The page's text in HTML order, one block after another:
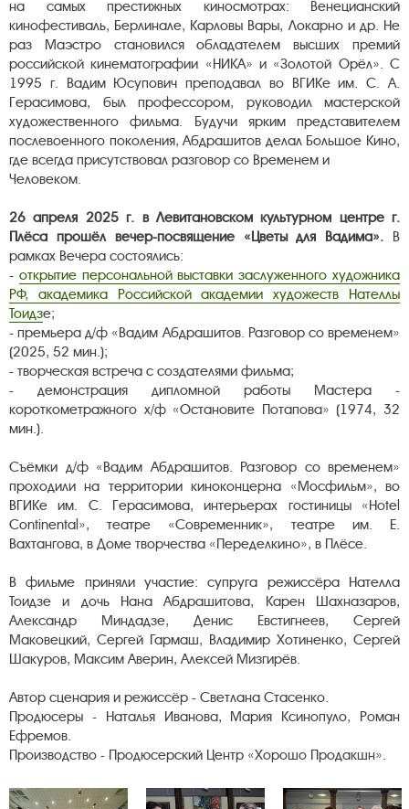
на самых престижных киносмотрах: Венецианский
кинофестиваль, Берлинале, Карловы Вары, Локарно и др. Не
раз Маэстро становился обладателем высших премий
российской кинематографии «НИКА» и «Золотой Орёл». С
1995 г. Вадим Юсупович преподавал во ВГИКе им. С. А.
Герасимова, был профессором, руководил мастерской
художественного фильма. Будучи ярким представителем
послевоенного поколения, Абдрашитов делал Большое Кино,
где всегда присутствовал разговор со Временем и
Человеком.
26 апреля 2025 г. в Левитановском культурном центре г.
Плёса прошёл вечер-посвящение «Цветы для Вадима». В
рамках Вечера состоялись:
- открытие персональной выставки заслуженного художника
РФ, академика Российской академии художеств Нателлы
Тоидзе;
- премьера д/ф «Вадим Абдрашитов. Разговор со временем»
(2025, 52 мин.);
- творческая встреча с создателями фильма;
- демонстрация дипломной работы Мастера -
короткометражного х/ф «Остановите Потапова» (1974, 32
мин.).
Съёмки д/ф «Вадим Абдрашитов. Разговор со временем»
проходили на территории киноконцерна «Мосфильм», во
ВГИКе им. С. Герасимова, интерьерах гостиницы «Hotel
Continental», театре «Современник», театре им. Е.
Вахтангова, в Доме творчества «Переделкино», в Плёсе.
В фильме приняли участие: супруга режиссёра Нателла
Тоидзе и дочь Нана Абдрашитова, Карен Шахназаров,
Александр Миндадзе, Денис Евстигнеев, Сергей
Маковецкий, Сергей Гармаш, Владимир Хотиненко, Сергей
Шакуров, Максим Аверин, Алексей Мизгирёв.
Автор сценария и режиссёр - Светлана Стасенко.
Продюсеры - Наталья Иванова, Мария Ксинопуло, Роман
Ефремов.
Производство - Продюсерский Центр «Хорошо Продакшн».